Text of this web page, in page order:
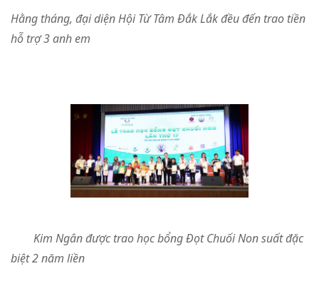
Hằng tháng, đại diện Hội Từ Tâm Đắk Lắk đều đến trao tiền
hỗ trợ 3 anh em
Kim Ngân được trao học bổng Đọt Chuối Non suất đặc
biệt 2 năm liền